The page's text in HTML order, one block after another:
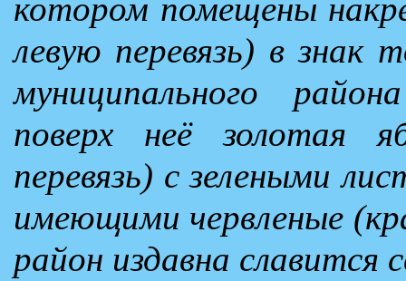
котором помещены
левую перевязь) в знак
муниципального
поверх неё золотая
перевязь) с зелеными
имеющими червленые
район издавна славится